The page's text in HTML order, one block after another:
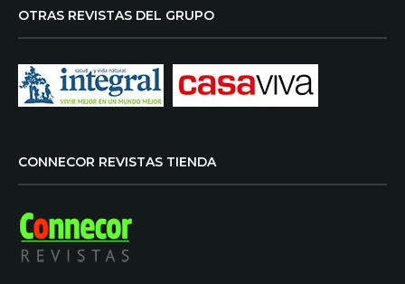
OTRAS REVISTAS DEL GRUPO
CONNECOR REVISTAS TIENDA